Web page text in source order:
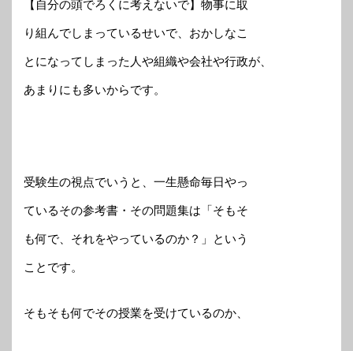
【自分の頭でろくに考えないで】物事に取
り組んでしまっているせいで、おかしなこ
とになってしまった人や組織や会社や行政が、
あまりにも多いからです。
受験生の視点でいうと、一生懸命毎日やっ
ているその参考書・その問題集は「そもそ
も何で、それをやっているのか？」という
ことです。
そもそも何でその授業を受けているのか、